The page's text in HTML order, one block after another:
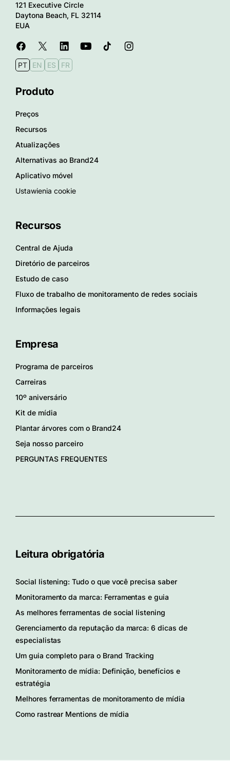
121 Executive Circle
Daytona Beach, FL 32114
EUA
PT EN ES FR
Produto
Preços
Recursos
Atualizações
Alternativas ao Brand24
Aplicativo móvel
Ustawienia cookie
Recursos
Central de Ajuda
Diretório de parceiros
Estudo de caso
Fluxo de trabalho de monitoramento de redes sociais
Informações legais
Empresa
Programa de parceiros
Carreiras
10º aniversário
Kit de mídia
Plantar árvores com o Brand24
Seja nosso parceiro
PERGUNTAS FREQUENTES
Leitura obrigatória
Social listening: Tudo o que você precisa saber
Monitoramento da marca: Ferramentas e guia
As melhores ferramentas de social listening
Gerenciamento da reputação da marca: 6 dicas de
especialistas
Um guia completo para o Brand Tracking
Monitoramento de mídia: Definição, benefícios e
estratégia
Melhores ferramentas de monitoramento de mídia
Como rastrear Mentions de mídia